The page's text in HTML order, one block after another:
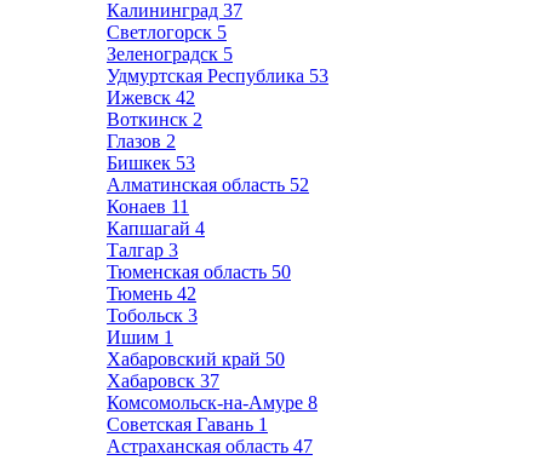
Калининград 37
Светлогорск 5
Зеленоградск 5
Удмуртская Республика 53
Ижевск 42
Воткинск 2
Глазов 2
Бишкек 53
Алматинская область 52
Конаев 11
Капшагай 4
Талгар 3
Тюменская область 50
Тюмень 42
Тобольск 3
Ишим 1
Хабаровский край 50
Хабаровск 37
Комсомольск-на-Амуре 8
Советская Гавань 1
Астраханская область 47